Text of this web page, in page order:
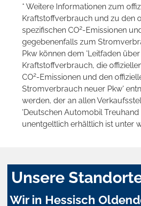
* Weitere Informationen zum
Kraftstoffverbrauch und zu den
spezifischen CO2-Emissionen
gegebenenfalls zum
Pkw können dem 'Leitfaden
Kraftstoffverbrauch, die
CO2-Emissionen und den
Stromverbrauch neuer Pkw'
werden, der an allen
'Deutschen Automobil Treuhand
unentgeltlich erhältlich ist unter
Unsere
Wir in Hessisch